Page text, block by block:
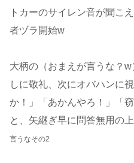
トカーのサイレン音が聞こ
者ヅラ開始w
大柄の（おまえが言うな？
しに敬礼、次にオバハンに
か！」「あかんやろ！」「
と、矢継ぎ早に問答無用の
言うなその2